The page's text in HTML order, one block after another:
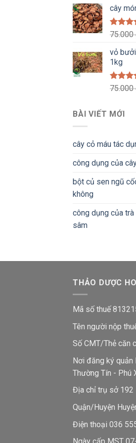
5 sao
cây
Được
5 sao
75.000
vỏ
1kg
Được
75.000
BÀI VIẾT MỚI
cây cỏ máu tác
công dụng của
bột củ sen ngũ
không
công dụng của
sâm
THẢO DƯỢC
Mã số thuế
Tên người nộp
Số CMT/Thẻ căn
Nơi đăng ký quản
Thường Tín - Phú
Địa chỉ trụ sở 192
Quận/Huyện
Điện thoại 036